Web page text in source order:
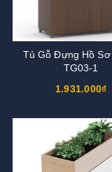
Tủ Gỗ Đựng Hồ Sơ
TG03-1
1.931.000₫